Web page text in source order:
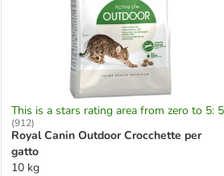
This is a stars rating area from zero to 5:
(912)
Royal Canin Outdoor Crocchette per
gatto
10 kg